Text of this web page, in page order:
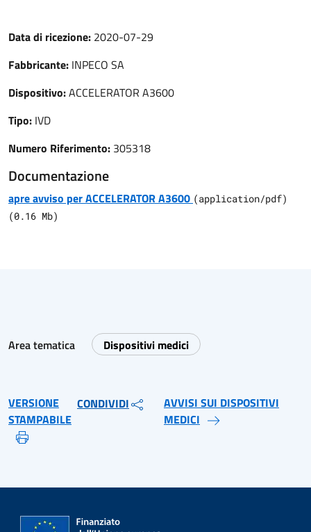
Data di ricezione: 2020-07-29
Fabbricante: INPECO SA
Dispositivo:ACCELERATOR A3600
Tipo: IVD
Numero Riferimento: 305318
Documentazione
apre avviso per ACCELERATOR A3600 (application/pdf)
(0.16 Mb)
Area tematica Dispositivi medici
VERSIONE
STAMPABILE
CONDIVIDI
AVVISI SUI DISPOSITIVI
MEDICI